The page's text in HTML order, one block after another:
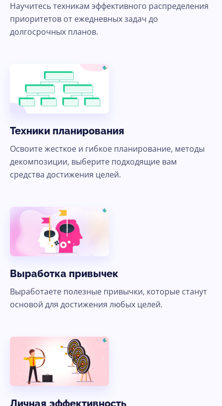
Научитесь техникам эффективного распределения
приоритетов от ежедневных задач до
долгосрочных планов.
Техники планирования
Освоите жесткое и гибкое планирование, методы
декомпозиции, выберите подходящие вам
средства достижения целей.
Выработка привычек
Выработаете полезные привычки, которые станут
основой для достижения любых целей.